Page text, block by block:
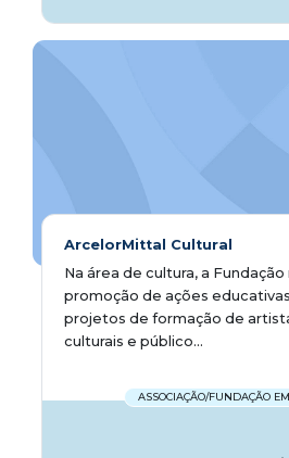
ArcelorMittal Cultural
Na área de cultura, a
promoção de ações
projetos de formação de
culturais e público...
ASSOCIAÇÃO/FUNDAÇÃO